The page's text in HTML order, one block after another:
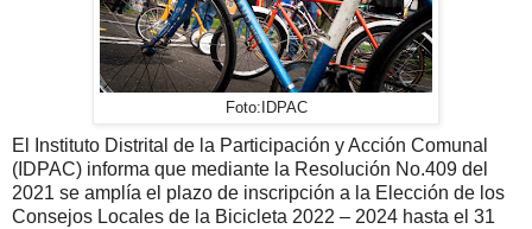
Foto:IDPAC
El
Instituto Distrital de la Participación y Acción Comunal
(IDPAC) informa que mediante la Resolución No.409 del
2021 se amplía el plazo de inscripción a la Elección de los
Consejos Locales de la Bicicleta 2022 – 2024 hasta el 31